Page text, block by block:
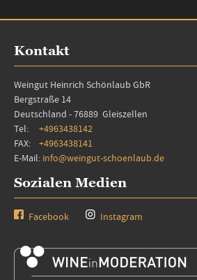
Kontakt
Weingut Heinrich Schönlaub GbR
Bergstraße 14
Deutschland - 76889 Gleiszellen
Tel: +4963438142
FAX: +4963438141
E-Mail: info@weingut-schoenlaub.de
Sozialen Medien
Facebook Instagram